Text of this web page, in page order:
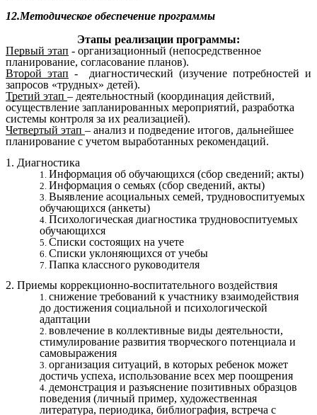
12.Методическое обеспечение программы
Этапы реализации программы:
Первый этап - организационный (непосредственное
планирование, согласование планов).
Второй этап - диагностический (изучение потребностей и
запросов «трудных» детей).
Третий этап – деятельностный (координация действий,
осуществление запланированных мероприятий, разработка
системы контроля за их реализацией).
Четвертый этап – анализ и подведение итогов, дальнейшее
планирование с учетом выработанных рекомендаций.
1. Диагностика
Информация об обучающихся (сбор сведений; акты)
Информация о семьях (сбор сведений, акты)
Выявление асоциальных семей, трудновоспитуемых
обучающихся (анкеты)
Психологическая диагностика трудновоспитуемых
обучающихся
Списки состоящих на учете
Списки уклоняющихся от учебы
Папка классного руководителя
2. Приемы коррекционно-воспитательного воздействия
снижение требований к участнику взаимодействия
до достижения социальной и психологической
адаптации
вовлечение в коллективные виды деятельности,
стимулирование развития творческого потенциала и
самовыражения
организация ситуаций, в которых ребенок может
достичь успеха, использование всех мер поощрения
демонстрация и разъяснение позитивных образцов
поведения (личный пример, художественная
литература, периодика, библиография, встреча с